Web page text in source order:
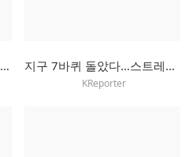
트와이스 정연, '감별사' 캠페인으로 초록우산에 3천만원 기부 지구 7바퀴 돌았다…스트레이키즈, 로마서 월드투어 마무리
KReporter